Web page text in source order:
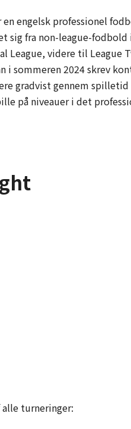
engelsk professionel
sig fra non-league-fodbold
videre til League
sommeren 2024 skrev
gradvist gennem
på niveauer i det
turneringer: